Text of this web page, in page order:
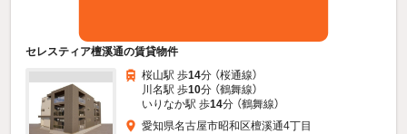
セレスティア檀溪通の賃貸物件
桜山駅 歩14分 （桜通線）
川名駅 歩10分 （鶴舞線）
いりなか駅 歩14分 （鶴舞線）
愛知県名古屋市昭和区檀溪通4丁目